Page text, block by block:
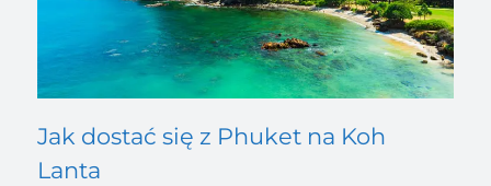
Jak dostać się z Phuket na Koh
Lanta